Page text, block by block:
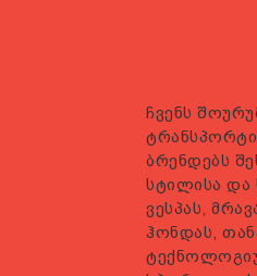
ჩვენს
ბრენდებს
სტილისა და
ვესპას,
ჰონდას,